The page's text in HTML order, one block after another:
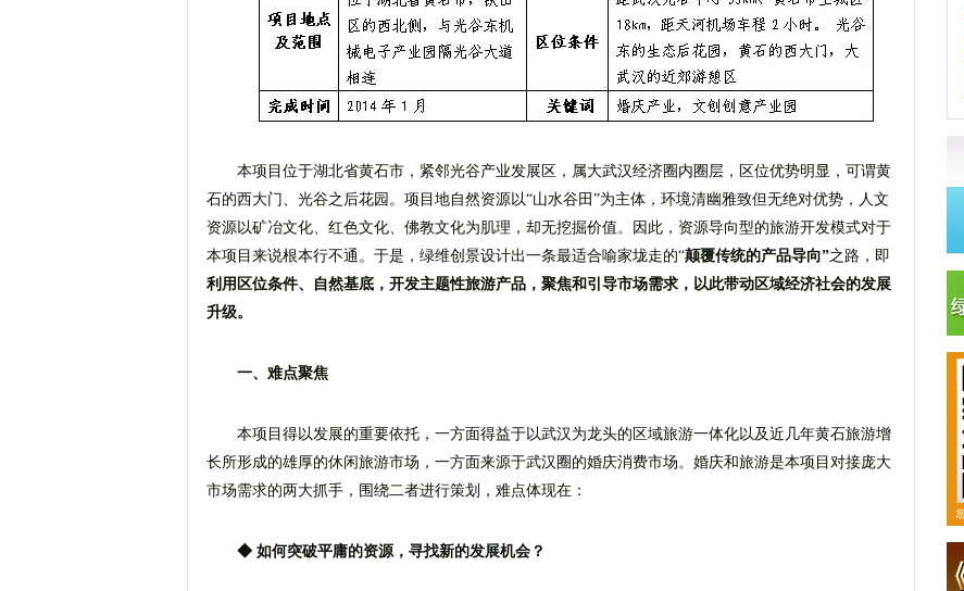
本项目位于湖北省黄石市，紧邻光谷产业发展区，属大武汉经济圈内圈层，区位优势明显，可谓黄
石的西大门、光谷之后花园。项目地自然资源以“山水谷田”为主体，环境清幽雅致但无绝对优势，人文
资源以矿冶文化、红色文化、佛教文化为肌理，却无挖掘价值。因此，资源导向型的旅游开发模式对于
本项目来说根本行不通。于是，绿维创景设计出一条最适合喻家垅走的“颠覆传统的产品导向”之路，即
利用区位条件、自然基底，开发主题性旅游产品，聚焦和引导市场需求，以此带动区域经济社会的发展
升级。
一、难点聚焦
本项目得以发展的重要依托，一方面得益于以武汉为龙头的区域旅游一体化以及近几年黄石旅游增
长所形成的雄厚的休闲旅游市场，一方面来源于武汉圈的婚庆消费市场。婚庆和旅游是本项目对接庞大
市场需求的两大抓手，围绕二者进行策划，难点体现在：
◆ 如何突破平庸的资源，寻找新的发展机会？